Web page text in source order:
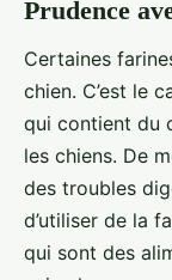
Prudence
Certaines
chien. C’est le
qui contient du
les chiens. De
des troubles
d’utiliser de la
qui sont des